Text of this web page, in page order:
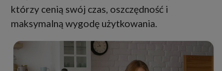
którzy cenią swój czas, oszczędność i
maksymalną wygodę użytkowania.